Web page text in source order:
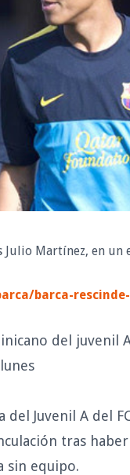
Julio Martínez, en un
barca-
del juvenil
Juvenil A del
tras
sin equipo.